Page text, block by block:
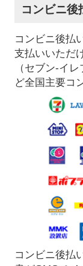
コンビニ後
コンビニ後払
支払いいただ
（セブン-イ
ど全国主要コ
コンビニ後払